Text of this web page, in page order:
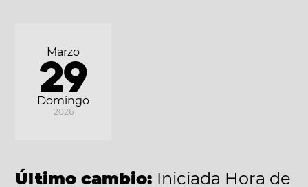
Domingo
Marzo
29
2026
Último cambio: Iniciada Hora de